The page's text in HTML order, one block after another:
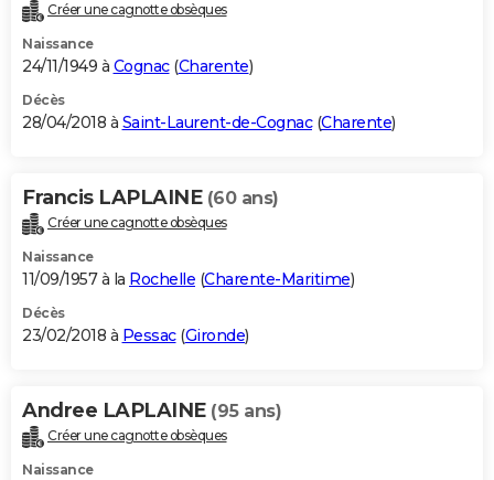
Créer une cagnotte obsèques
Naissance
24/11/1949 à Cognac(Charente)
Décès
28/04/2018 à Saint-Laurent-de-Cognac(Charente)
Francis LAPLAINE (60 ans)
Créer une cagnotte obsèques
Naissance
11/09/1957 à la Rochelle (Charente-Maritime)
Décès
23/02/2018 à Pessac(Gironde)
Andree LAPLAINE (95 ans)
Créer une cagnotte obsèques
Naissance